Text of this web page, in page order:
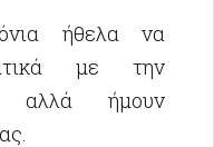
ήθελα να
με την
αλλά ήμουν